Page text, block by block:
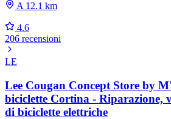
A 12.1 km
4.6
206 recensioni
LE
Lee Cougan Concept Store by
biciclette Cortina - Riparazione,
di biciclette elettriche